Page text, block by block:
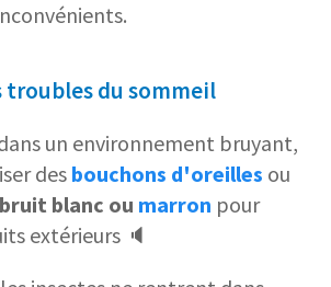
troubles du sommeil
un environnement bruyant,
des bouchons d'oreilles ou
blanc ou marron pour
extérieurs 🔈